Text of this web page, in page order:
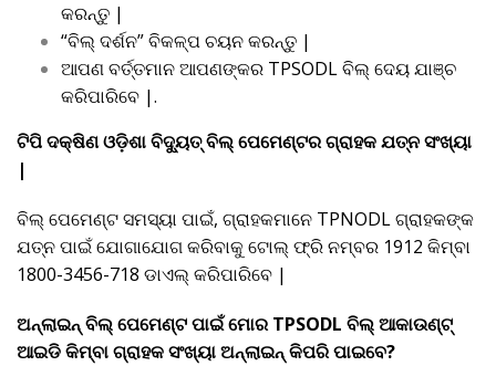
କରନ୍ତୁ |
“ବିଲ୍ ଦର୍ଶନ” ବିକଳ୍ପ ଚୟନ କରନ୍ତୁ |
ଆପଣ ବର୍ତ୍ତମାନ ଆପଣଙ୍କର TPSODL ବିଲ୍ ଦେୟ ଯାଞ୍ଚ
କରିପାରିବେ |.
ଟିପି ଦକ୍ଷିଣ ଓଡ଼ିଶା ବିଦ୍ୟୁତ୍ ବିଲ୍ ପେମେଣ୍ଟର ଗ୍ରାହକ ଯତ୍ନ ସଂଖ୍ୟା
|
ବିଲ୍ ପେମେଣ୍ଟ ସମସ୍ୟା ପାଇଁ, ଗ୍ରାହକମାନେ TPNODL ଗ୍ରାହକଙ୍କ
ଯତ୍ନ ପାଇଁ ଯୋଗାଯୋଗ କରିବାକୁ ଟୋଲ୍ ଫ୍ରି ନମ୍ବର 1912 କିମ୍ବା
1800-3456-718 ଡାଏଲ୍ କରିପାରିବେ |
ଅନ୍ଲାଇନ୍ ବିଲ୍ ପେମେଣ୍ଟ ପାଇଁ ମୋର TPSODL ବିଲ୍ ଆକାଉଣ୍ଟ୍
ଆଇଡି କିମ୍ବା ଗ୍ରାହକ ସଂଖ୍ୟା ଅନ୍ଲାଇନ୍ କିପରି ପାଇବେ?